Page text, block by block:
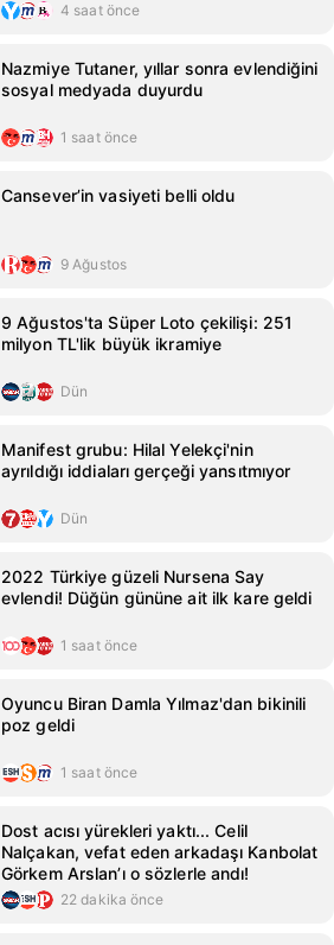
4 saat önce
Nazmiye Tutaner, yıllar sonra evlendiğini
sosyal medyada duyurdu
1 saat önce
Cansever’in vasiyeti belli oldu
9 Ağustos
9 Ağustos'ta Süper Loto çekilişi: 251
milyon TL'lik büyük ikramiye
Dün
Manifest grubu: Hilal Yelekçi'nin
ayrıldığı iddiaları gerçeği yansıtmıyor
Dün
2022 Türkiye güzeli Nursena Say
evlendi! Düğün gününe ait ilk kare geldi
1 saat önce
Oyuncu Biran Damla Yılmaz'dan bikinili
poz geldi
1 saat önce
Dost acısı yürekleri yaktı... Celil
Nalçakan, vefat eden arkadaşı Kanbolat
Görkem Arslan’ı o sözlerle andı!
22 dakika önce